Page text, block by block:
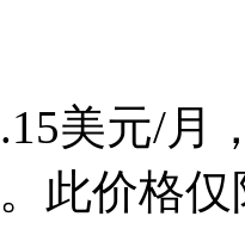
美元/月
此价格